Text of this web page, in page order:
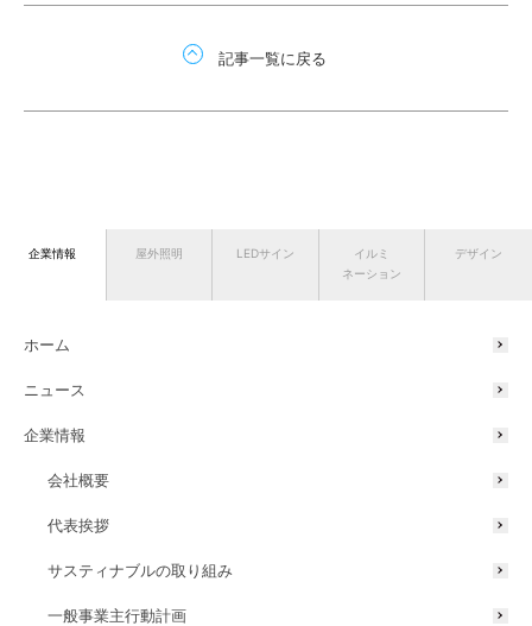
企業情報 屋外照明 LEDサイン
イルミ
ネーション
デザイン
ホーム
ニュース
企業情報
会社概要
代表挨拶
サスティナブルの取り組み
一般事業主行動計画
記事一覧に戻る